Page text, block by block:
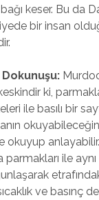
keser. Bu da
bir insan
ki,
ile basılı bir
okuyup
parmakları ile
ve basınç